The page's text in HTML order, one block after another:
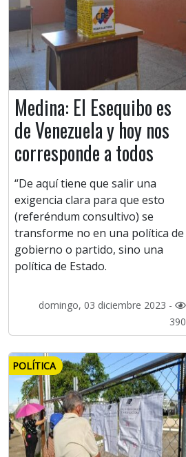
Medina: El Esequibo es
de Venezuela y hoy nos
corresponde a todos
“De aquí tiene que salir una
exigencia clara para que esto
(referéndum consultivo) se
transforme no en una política de
gobierno o partido, sino una
política de Estado.
domingo, 03 diciembre 2023 -
390
POLÍTICA